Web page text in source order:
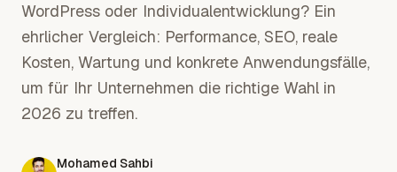
WordPress oder Individualentwicklung? Ein
ehrlicher Vergleich: Performance, SEO, reale
Kosten, Wartung und konkrete Anwendungsfälle,
um für Ihr Unternehmen die richtige Wahl in
2026 zu treffen.
Mohamed Sahbi